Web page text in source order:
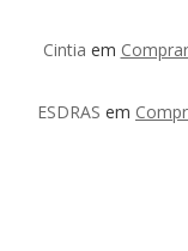
Cintia em
ESDRAS em